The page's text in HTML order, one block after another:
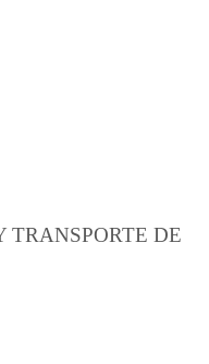
TRANSPORTE DE